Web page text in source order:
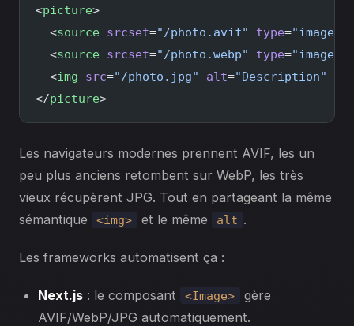
<picture>
  <
source srcset="/photo.avif" type="image/
  <
source srcset="/photo.webp" type="image/
  <
img src="/photo.jpg" alt="Description"
</picture>
Les navigateurs modernes prennent AVIF, les un
peu plus anciens retombent sur WebP, les très
vieux récupèrent JPG. Tout en partageant la même
sémantique
<img> et le même alt .
Les frameworks automatisent ça :
Next.js : le composant <Image>
gère
AVIF/WebP/JPG automatiquement.